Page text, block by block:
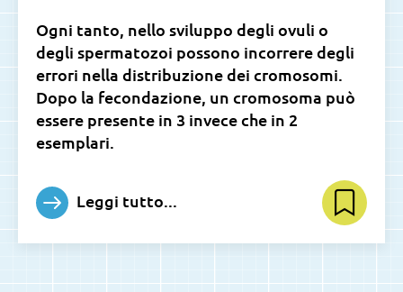
Ogni tanto, nello sviluppo degli ovuli o
degli spermatozoi possono incorrere degli
errori nella distribuzione dei cromosomi.
Dopo la fecondazione, un cromosoma può
essere presente in 3 invece che in 2
esemplari.
Leggi tutto...